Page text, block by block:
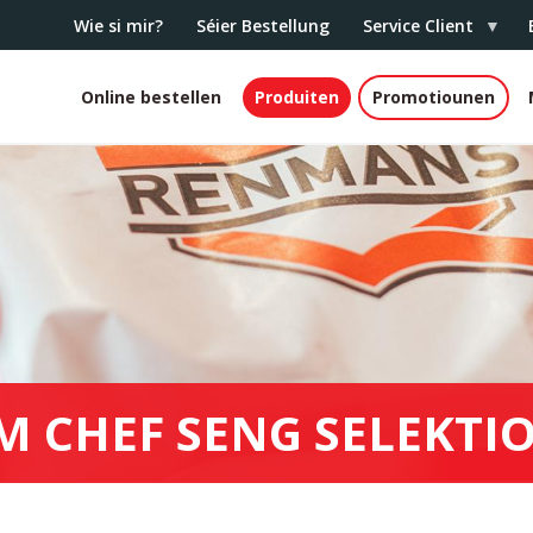
Wie si mir? Séier Bestellung Service Client
White
header
Online bestellen Produiten Promotiounen
CHEF SENG